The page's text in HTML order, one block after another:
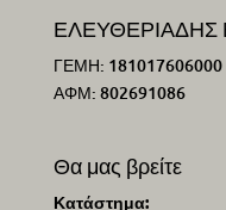
ΕΛΕΥΘΕΡΙΑΔΗΣ
ΓΕΜΗ: 181017606000
ΑΦΜ: 802691086
Θα μας βρείτε
Κατάστημα: